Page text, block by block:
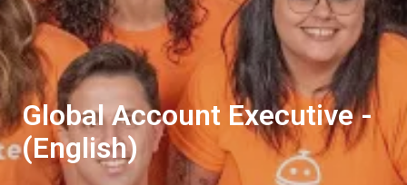
Global Account Executive -
(English)